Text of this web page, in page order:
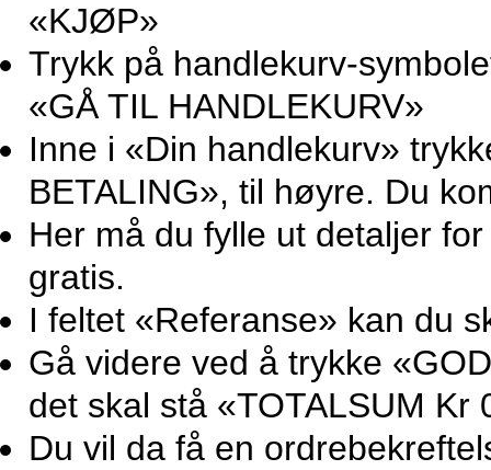
«KJØP»
Trykk på handlekurv-
«GÅ TIL HANDLEKURV»
Inne i «Din handlekurv»
BETALING», til høyre. Du
Her må du fylle ut detaljer
gratis.
I feltet «Referanse» kan du
Gå videre ved å trykke
det skal stå «TOTALSUM Kr
Du vil da få en